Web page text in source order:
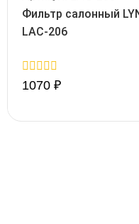
Фильтр салонный
LAC-206
0
1070 ₽